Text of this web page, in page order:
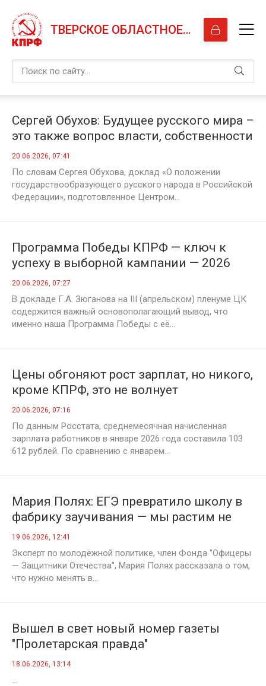
ТВЕРСКОЕ ОБЛАСТНОЕ ОТДЕЛЕНИЕ КПРФ
Сергей Обухов: Будущее русского мира –
это также вопрос власти, собственности
и социальной справедливости
20.06.2026, 07:41
По словам Сергея Обухова, доклад «О положении
государствообразующего русского народа в Российской
Федерации», подготовленное Центром...
Программа Победы КПРФ — ключ к
успеху в выборной кампании — 2026
20.06.2026, 07:27
В докладе Г.А. Зюганова на III (апрельском) пленуме ЦК
содержится важный основополагающий вывод, что
именно наша Программа Победы с её...
Цены обгоняют рост зарплат, но никого,
кроме КПРФ, это не волнует
20.06.2026, 07:16
По данным Росстата, среднемесячная начисленная
зарплата работников в январе 2026 года составила 103
612 рублей. По сравнению с январем...
Мария Полях: ЕГЭ превратило школу в
фабрику заучивания — мы растим не
мыслителей, а роботов
19.06.2026, 12:41
Эксперт по молодёжной политике, член Фонда "Офицеры
— Защитники Отечества", Мария Полях рассказала о том,
что нужно менять в...
Вышел в свет новый номер газеты
"Пролетарская правда"
18.06.2026, 13:14
...